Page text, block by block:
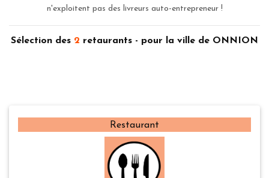
n'exploitent pas des livreurs auto-entrepreneur !
Sélection des 2 retaurants - pour la ville de ONNION
Restaurant